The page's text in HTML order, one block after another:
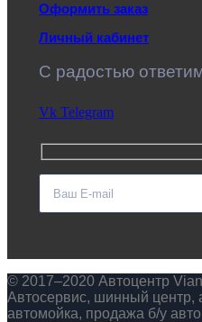
Оформить заказ
Личный кабинет
C радостью
Vk Telegram
© 2017–2020 Автоцентр
Автосервис, шинный центр,
автомойка, продажа б/у